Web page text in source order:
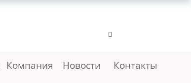
Компания Новости Контакты